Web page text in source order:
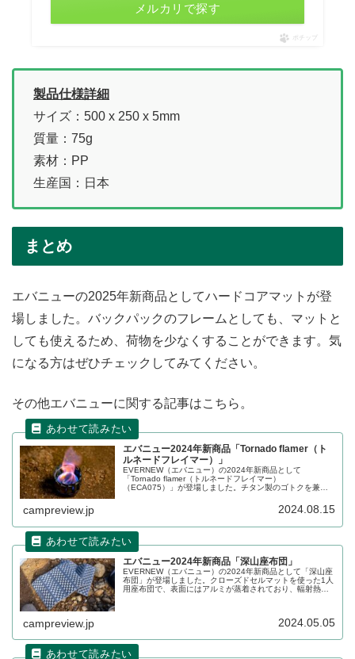
メルカリで探す
ポチップ
製品仕様詳細
サイズ：500 x 250 x 5mm
質量：75g
素材：PP
生産国：日本
まとめ
エバニューの2025年新商品としてハードコアマットが登
場しました。バックパックのフレームとしても、マットと
しても使えるため、荷物を少なくすることができます。気
になる方はぜひチェックしてみてください。
その他エバニューに関する記事はこちら。
エバニュー2024年新商品「Tornado flamer（ト
ルネードフレイマー）」
EVERNEW（エバニュー）の2024年新商品として
「Tornado flamer（トルネードフレイマー）
（ECA075）」が登場しました。チタン製のゴトクを兼ね
炎を旋回させることができます。詳細をレビューします。
campreview.jp 2024.08.15
エバニュー2024年新商品「深山座布団」
EVERNEW（エバニュー）の2024年新商品として「深山座
布団」が登場しました。クローズドセルマットを使った1人
用座布団で、表面にはアルミが蒸着されており、輻射熱を
campreview.jp 2024.05.05